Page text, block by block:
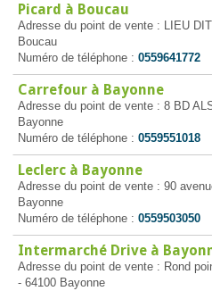
Picard à Boucau
Adresse du point de vente : LIEU
Boucau
Numéro de téléphone : 0559641772
Carrefour à Bayonne
Adresse du point de vente : 8 BD
Bayonne
Numéro de téléphone : 0559551018
Leclerc à Bayonne
Adresse du point de vente : 90
Bayonne
Numéro de téléphone : 0559503050
Intermarché Drive à
Adresse du point de vente : Rond
- 64100 Bayonne